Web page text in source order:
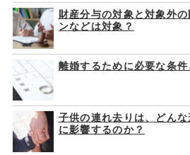
財産分与の対象と対象外
ンなどは対象？
離婚するために必要な条件
子供の連れ去りは、どん
に影響するのか？